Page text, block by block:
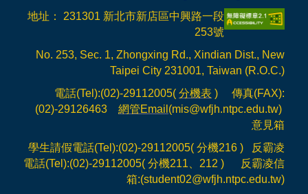
地址： 231301 新北市新店區中興路一段
253號
No. 253, Sec. 1, Zhongxing Rd., Xindian Dist., New
Taipei City 231001, Taiwan (R.O.C.)
電話(Tel):(02)-29112005( 分機表 ) 傳真(FAX):
(02)-29126463 網管Email (mis@wfjh.ntpc.edu.tw)
意見箱
學生請假電話(Tel):(02)-29112005( 分機216 ) 反霸凌
電話(Tel):(02)-29112005( 分機211、212 ) 反霸凌信
箱:(student02@wfjh.ntpc.edu.tw)